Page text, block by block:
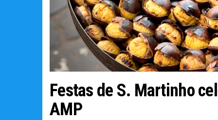
Festas de S. Martinho
AMP